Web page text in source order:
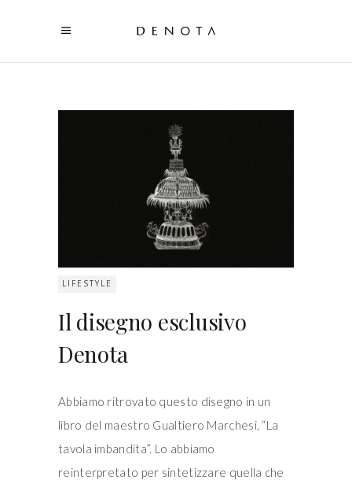
LIFESTYLE
Il disegno esclusivo
Denota
Abbiamo ritrovato questo disegno in un
libro del maestro Gualtiero Marchesi, “La
tavola imbandita”. Lo abbiamo
reinterpretato per sintetizzare quella che